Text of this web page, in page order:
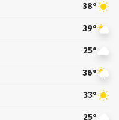
38°
39°
25°
36°
33°
25°